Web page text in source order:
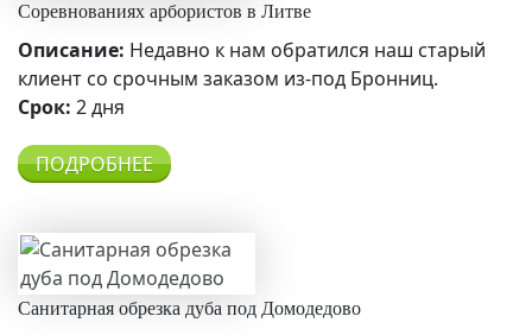
Соревнованиях арбористов в Литве
Описание: Недавно к нам обратился наш старый
клиент со срочным заказом из-под Бронниц.
Срок: 2 дня
ПОДРОБНЕЕ
Санитарная обрезка дуба под Домодедово